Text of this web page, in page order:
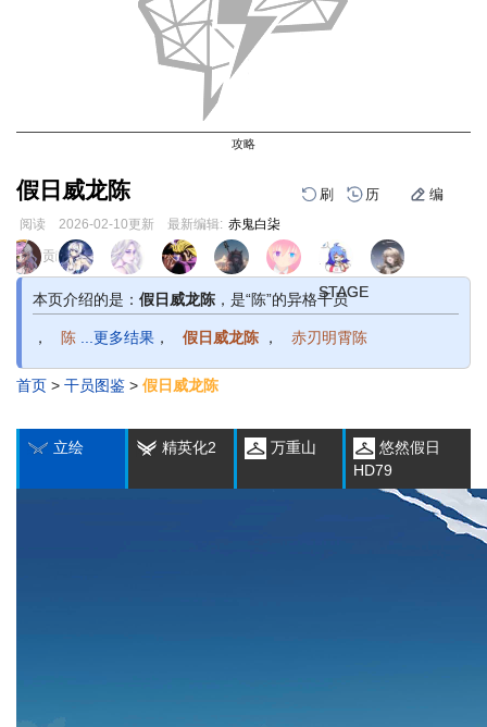
攻略
假日威龙陈 刷 历 编
阅读 2026-02-10更新 最新编辑: 赤鬼白柒
跳
到
跳
到
页面贡献者 :
本页介绍的是： 假日威龙陈 ，是“陈”的异格干员
， 陈 ...更多结果 ， 假日威龙陈 ， 赤刃明霄陈
首页 > 干员图鉴 > 假日威龙陈
立绘 精英化2 万重山
悠然假日
HD79
1
STAGE
2
STAGE
3
STAGE
1
STAGE
2
STAGE
3
STAGE